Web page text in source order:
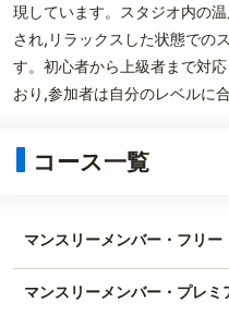
現しています。スタジオ内の
され,リラックスした状態での
す。初心者から上級者まで対
おり,参加者は自分のレベルに
コース一覧
マンスリーメンバー・フリー
マンスリーメンバー・プレミ